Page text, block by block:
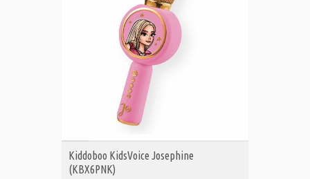
ΑΓΟΡΑ
Kiddoboo KidsVoice Josephine
(KBX6PNK)